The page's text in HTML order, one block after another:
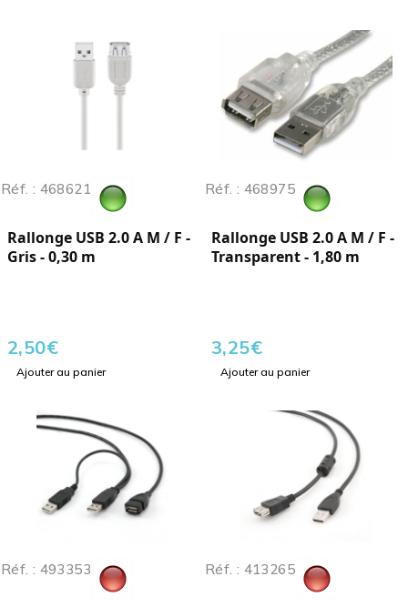
Réf. : 468621
Rallonge USB 2.0 A M / F -
Gris - 0,30 m
2,50€
Ajouter au panier
Réf. : 468975
Rallonge USB 2.0 A M / F -
Transparent - 1,80 m
3,25€
Ajouter au panier
Réf. : 493353 Réf. : 413265